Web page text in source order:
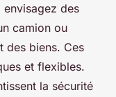
envisagez des
camion ou
des biens. Ces
et flexibles.
la sécurité